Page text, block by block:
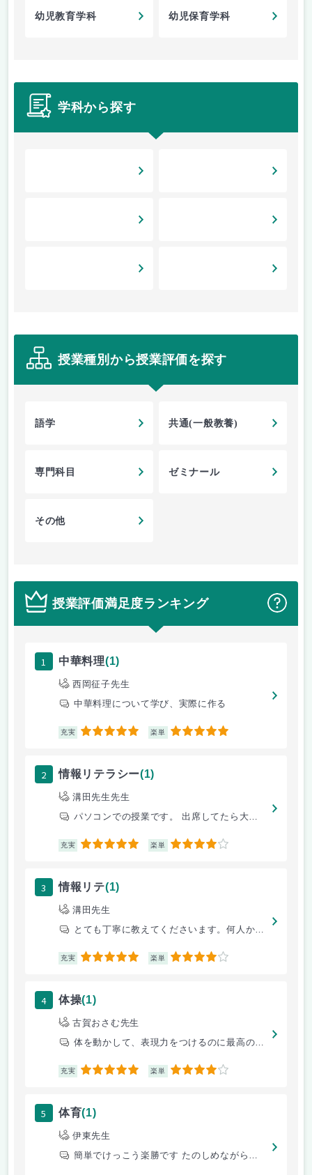
幼児教育学科 幼児保育学科
学科から探す
授業種別から授業評価を探す
語学 共通(一般教養)
専門科目 ゼミナール
その他
授業評価満足度ランキング ？
1 中華料理(1)
西岡征子先生
中華料理について学び、実際に作る
充実 5 楽単 5
2 情報リテラシー(1)
溝田先生先生
パソコンでの授業です。 出席してたら大丈夫。
充実 5 楽単 4
3 情報リテ(1)
溝田先生
とても丁寧に教えてくださいます。何人かいる情報の先生の中でも一番！って
充実 5 楽単 4
4 体操(1)
古賀おさむ先生
体を動かして、表現力をつけるのに最高の授業！
充実 5 楽単 4
5 体育(1)
伊東先生
簡単でけっこう楽勝です たのしめながらできる